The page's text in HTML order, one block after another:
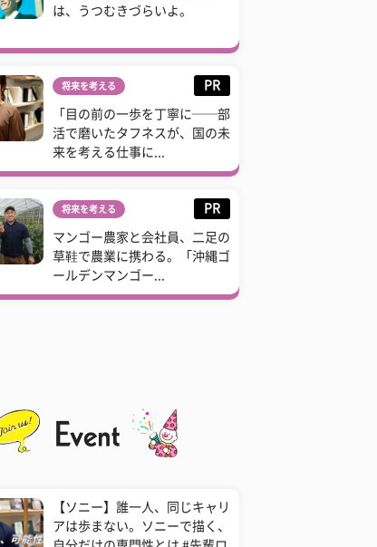
は、うつむきづらいよ。
将来を考える PR
「目の前の一歩を丁寧に──部
活で磨いたタフネスが、国の未
来を考える仕事に...
将来を考える PR
マンゴー農家と会社員、二足の
草鞋で農業に携わる。「沖縄ゴ
ールデンマンゴー...
【ソニー】誰一人、同じキャリ
アは歩まない。ソニーで描く、